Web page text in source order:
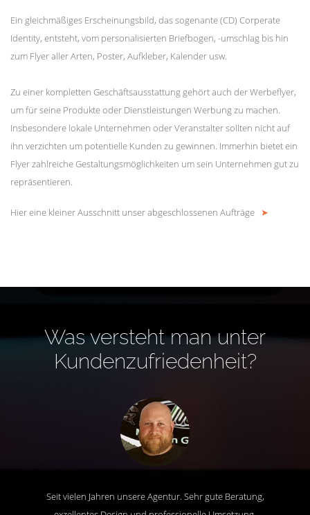
Ein gleichmäßiges Erscheinungsbild, das sogenante (CD) Corperate
Identity, entsteht, vom personalisierten Briefbogen, -umschlag bis hin
zum Flyer aller Arten, Poster, Aufkleber, Kalender usw.
Zu einer kompletten Geschäftsausstattung gehört auch der Werbeflyer,
um für seine Produkte oder Dienstleistungen Werbung zu machen.
Insbesondere lokale Unternehmen oder Veranstalter sollten nicht auf
ihn verzichten um potentielle Kunden zu gewinnen. Immerhin bietet ein
Flyer zahlreiche Gestaltungsmöglichkeiten um sein Unternehmen gut zu
repräsentieren.
Hier eine kleiner Ausschnitt unser abgeschlossenen Aufträge ➤
Was versteht man unter
Kundenzufriedenheit?
Seit vielen Jahren unsere Agentur. Sehr gute Beratung,